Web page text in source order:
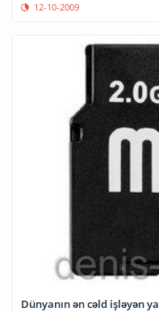
12-10-2009
Dünyanın ən cəld işləyən